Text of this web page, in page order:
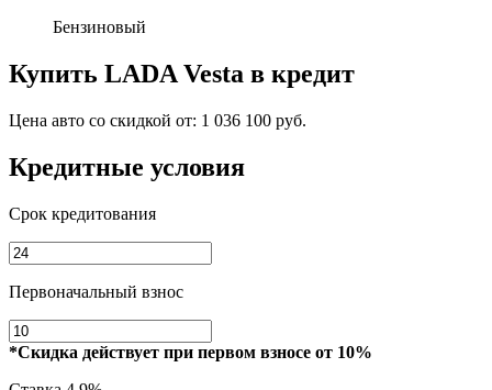
Бензиновый
Купить LADA Vesta в кредит
Цена авто со скидкой от: 1 036 100 руб.
Кредитные условия
Срок кредитования
Первоначальный взнос
*Скидка действует при первом взносе от 10%